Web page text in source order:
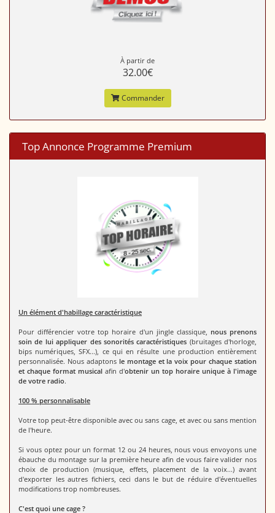
À partir de
32.00€
Commander
Top Annonce Programme Premium
Un élément d'habillage caractéristique
Pour différencier votre top horaire d'un jingle classique, nous prenons
soin de lui appliquer des sonorités caractéristiques (bruitages d'horloge,
bips numériques, SFX...), ce qui en résulte une production entièrement
personnalisée. Nous adaptons le montage et la voix pour chaque station
et chaque format musical afin d'obtenir un top horaire unique à l'image
de votre radio.
100 % personnalisable
Votre top peut-être disponible avec ou sans cage, et avec ou sans mention
de l'heure.
Si vous optez pour un format 12 ou 24 heures, nous vous envoyons une
ébauche du montage sur la première heure afin de vous faire valider nos
choix de production (musique, effets, placement de la voix...) avant
d'exporter les autres fichiers, ceci dans le but de réduire d'éventuelles
modifications trop nombreuses.
C'est quoi une cage ?